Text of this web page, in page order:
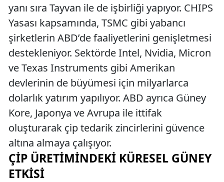
yanı sıra Tayvan ile de işbirliği yapıyor. CHIPS
Yasası kapsamında, TSMC gibi yabancı
şirketlerin ABD’de faaliyetlerini genişletmesi
destekleniyor. Sektörde Intel, Nvidia, Micron
ve Texas Instruments gibi Amerikan
devlerinin de büyümesi için milyarlarca
dolarlık yatırım yapılıyor. ABD ayrıca Güney
Kore, Japonya ve Avrupa ile ittifak
oluşturarak çip tedarik zincirlerini güvence
altına almaya çalışıyor.
ÇIP ÜRETIMINDEKI KÜRESEL GÜNEY
ETKISI